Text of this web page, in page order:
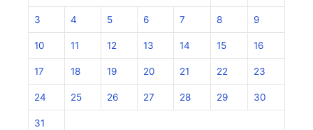
3 4 5 6 7 8 9
10 11 12 13 14 15 16
17 18 19 20 21 22 23
24 25 26 27 28 29 30
31